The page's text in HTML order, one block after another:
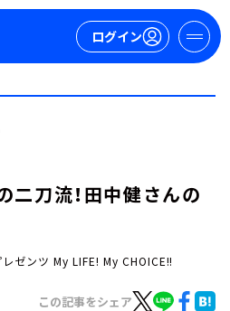
ログイン
二刀流！田中健さんの
ゼンツ My LIFE! My CHOICE!!
この記事をシェア